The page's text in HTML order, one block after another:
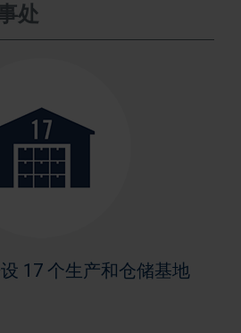
处
17 个生产和仓储基地